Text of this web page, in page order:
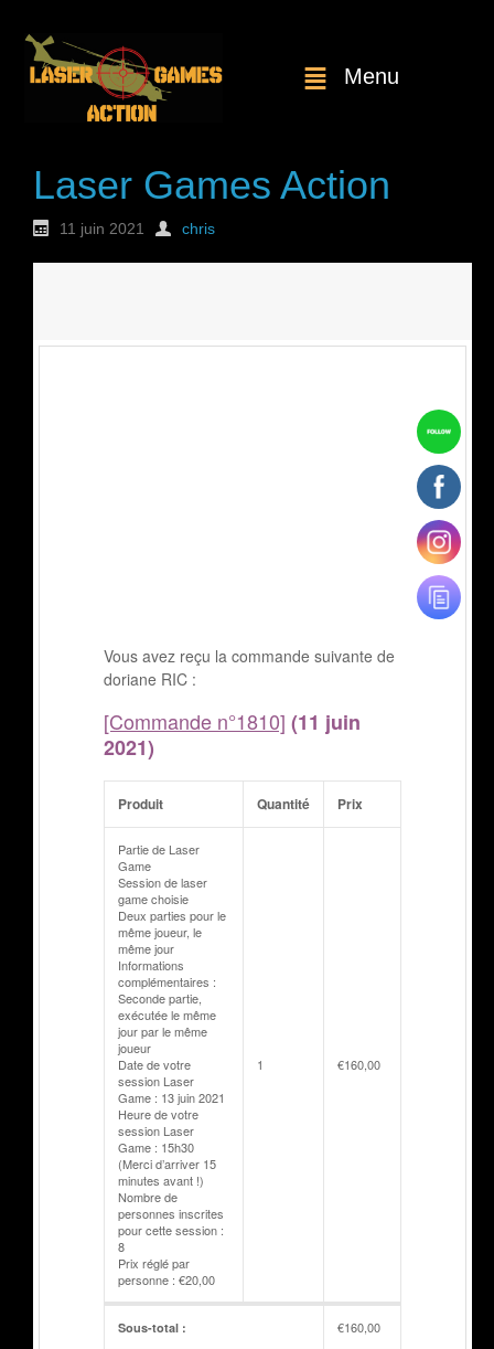
Menu
Laser Games Action
11 juin 2021 chris
Vous avez reçu la commande suivante de
doriane RIC :
[Commande n°1810] (11 juin
2021)
Produit Quantité Prix
Partie de Laser
Game
Session de laser
game choisie
Deux parties pour le
même joueur, le
même jour
Informations
complémentaires :
Seconde partie,
exécutée le même
jour par le même
joueur
Date de votre
session Laser
Game : 13 juin 2021
Heure de votre
session Laser
Game : 15h30
(Merci d’arriver 15
minutes avant !)
Nombre de
personnes inscrites
pour cette session :
8
Prix réglé par
personne : €20,00
1 €160,00
Sous-total : €160,00